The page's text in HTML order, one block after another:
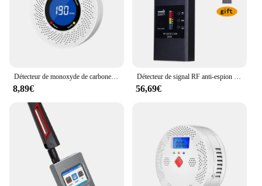
Détecteur de monoxyde de carbone autonome, alarme CO avec écran d'affichage, batterie 62CE ignorée pour la maison, la cuisine et le bureau, nouveau
8,89€
Détecteur de signal RF anti-espion professionnel, Bug 101, Signal audio, Caméra cachée sans fil, Dispositif d'écoute, Traqueur GPS, Détection, G638
56,69€